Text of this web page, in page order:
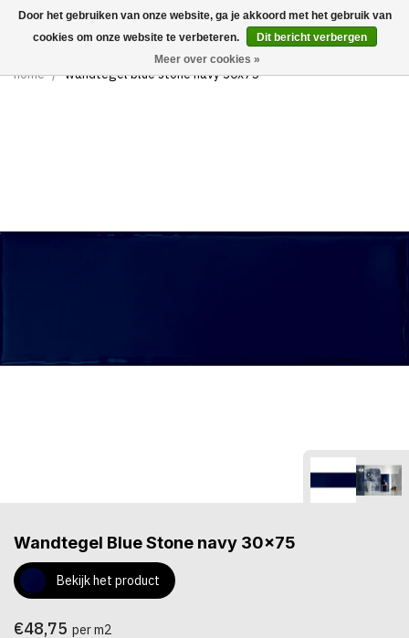
0
home / wandtegel blue stone navy 30x75
Wandtegel Blue Stone navy 30x75
Bekijk het product
€48,75 per m2
Door het gebruiken van onze website, ga je akkoord met het gebruik van
cookies om onze website te verbeteren.
Dit bericht verbergen
Meer over cookies »